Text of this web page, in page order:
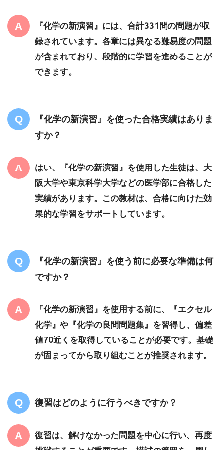
『化学の新演習』には、合計331問の問題が収
録されています。各章には異なる難易度の問題
が含まれており、段階的に学習を進めることが
できます。
『化学の新演習』を使った合格実績はありま
すか？
はい、『化学の新演習』を使用した生徒は、大
阪大学や東京科学大学などの医学部に合格した
実績があります。この教材は、合格に向けた効
果的な学習をサポートしています。
『化学の新演習』を使う前に必要な準備は何
ですか？
『化学の新演習』を使用する前に、『エクセル
化学』や『化学の良問問題集』を習得し、偏差
値70近くを取得していることが必要です。基礎
が固まってから取り組むことが推奨されます。
復習はどのように行うべきですか？
復習は、解けなかった問題を中心に行い、再度